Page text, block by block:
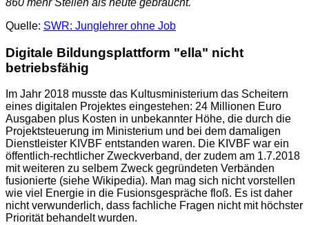
Quelle: SWR: Junglehrer ohne Job
Digitale Bildungsplattform "ella" nicht
betriebsfähig
Im Jahr 2018 musste das Kultusministerium das Scheitern
eines digitalen Projektes eingestehen: 24 Millionen Euro
Ausgaben plus Kosten in unbekannter Höhe, die durch die
Projektsteuerung im Ministerium und bei dem damaligen
Dienstleister KIVBF entstanden waren. Die KIVBF war ein
öffentlich-rechtlicher Zweckverband, der zudem am 1.7.2018
mit weiteren zu selbem Zweck gegründeten Verbänden
fusionierte (siehe Wikipedia). Man mag sich nicht vorstellen
wie viel Energie in die Fusionsgespräche floß. Es ist daher
nicht verwunderlich, dass fachliche Fragen nicht mit höchster
Priorität behandelt wurden.